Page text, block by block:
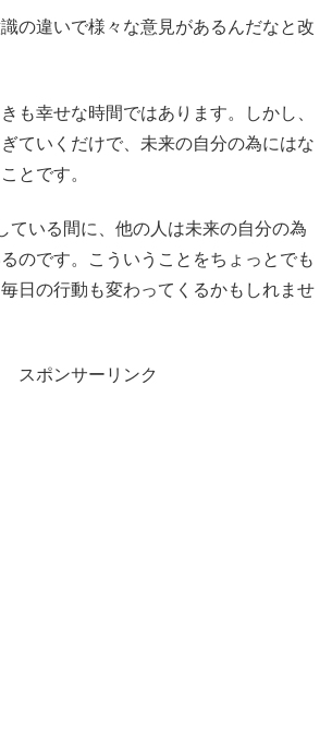
の違いで様々な意見があるんだなと改
も幸せな時間ではあります。しかし、
ていくだけで、未来の自分の為にはな
とです。
ている間に、他の人は未来の自分の為
のです。こういうことをちょっとでも
日の行動も変わってくるかもしれませ
スポンサーリンク